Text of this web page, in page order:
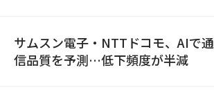
サムスン電子・NTTドコモ、AIで通
信品質を予測…低下頻度が半減